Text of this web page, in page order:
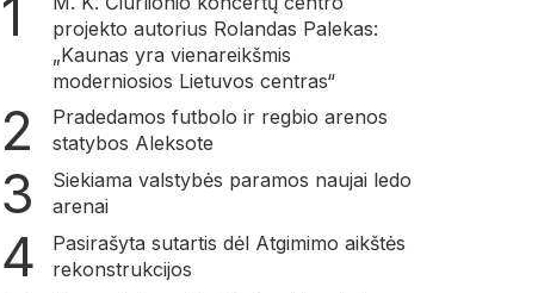
projekto autorius Rolandas Palekas:
„Kaunas yra vienareikšmis
moderniosios Lietuvos centras“
Pradedamos futbolo ir regbio arenos
statybos Aleksote
Siekiama valstybės paramos naujai ledo
arenai
Pasirašyta sutartis dėl Atgimimo aikštės
rekonstrukcijos